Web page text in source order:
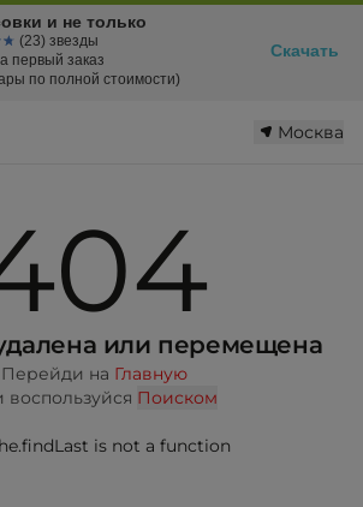
Москва
или перемещена
Перейди на Главную
воспользуйся Поиском
is not a function
и не только
(23) звезды
первый заказ
по полной стоимости)
Скачать